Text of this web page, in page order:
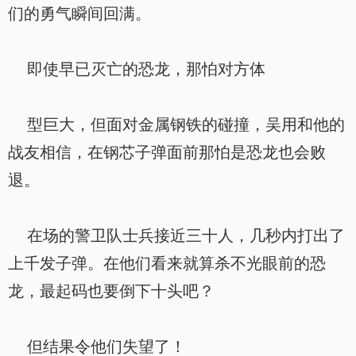
们的勇气瞬间回满。
即使早已灭亡的恐龙，那怕对方体
型巨大，但面对金属钢铁的碰撞，吴用和他的
战友相信，在钢芯子弹面前那怕是恐龙也会败
退。
在场的警卫队士兵接近三十人，几秒内打出了
上千发子弹。在他们看来就算杀不光眼前的恐
龙，最起码也要倒下十头吧？
但结果令他们失望了！